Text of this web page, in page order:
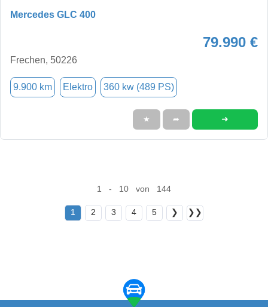
Mercedes GLC 400
79.990 €
Frechen, 50226
9.900 km Elektro 360 kw (489 PS)
★ ➦ ➜
1 - 10 von 144
1 2 3 4 5 ❯ ❯❯